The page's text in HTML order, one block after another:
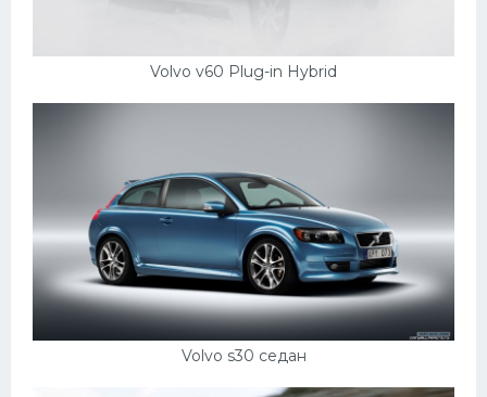
Volvo v60 Plug-in Hybrid
Volvo s30 седан